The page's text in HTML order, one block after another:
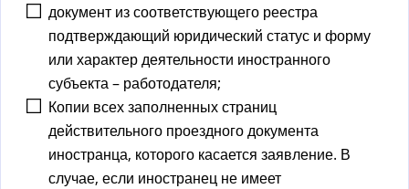
документ из соответствующего реестра
подтверждающий юридический статус и форму
или характер деятельности иностранного
субъекта – работодателя;
Копии всех заполненных страниц
действительного проездного документа
иностранца, которого касается заявление. В
случае, если иностранец не имеет